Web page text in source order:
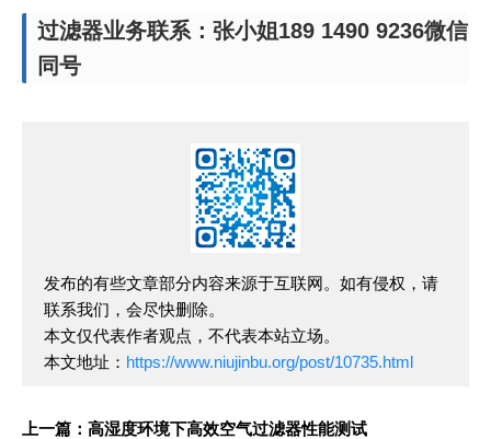
过滤器业务联系：张小姐189 1490 9236微信
同号
发布的有些文章部分内容来源于互联网。如有侵权，请
联系我们，会尽快删除。
本文仅代表作者观点，不代表本站立场。
本文地址： https://www.niujinbu.org/post/10735.html
上一篇：高湿度环境下高效空气过滤器性能测试